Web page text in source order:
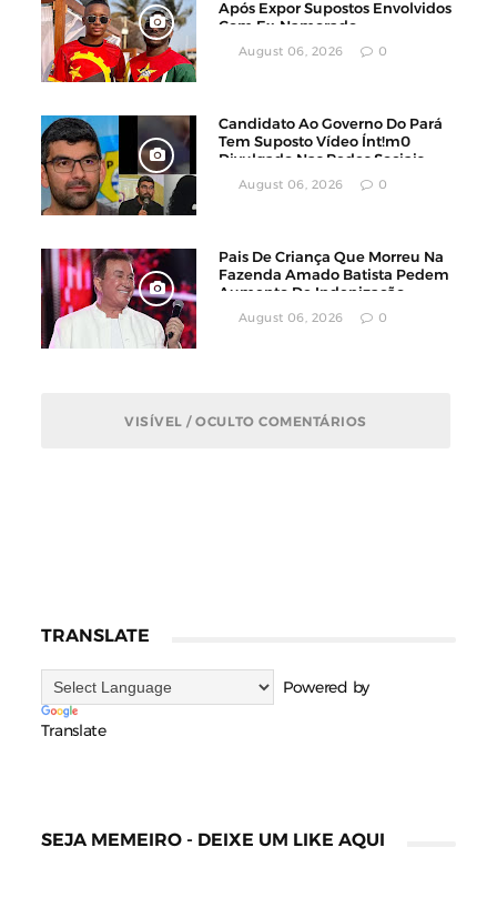
Após Expor Supostos Envolvidos
Com Ex-Namorado
August 06, 2026 0
Candidato Ao Governo Do Pará
Tem Suposto Vídeo Ínt!m0
Divulgado Nas Redes Sociais
August 06, 2026 0
Pais De Criança Que Morreu Na
Fazenda Amado Batista Pedem
Aumento De Indenização
August 06, 2026 0
VISÍVEL / OCULTO COMENTÁRIOS
TRANSLATE
Powered by
Translate
SEJA MEMEIRO - DEIXE UM LIKE AQUI